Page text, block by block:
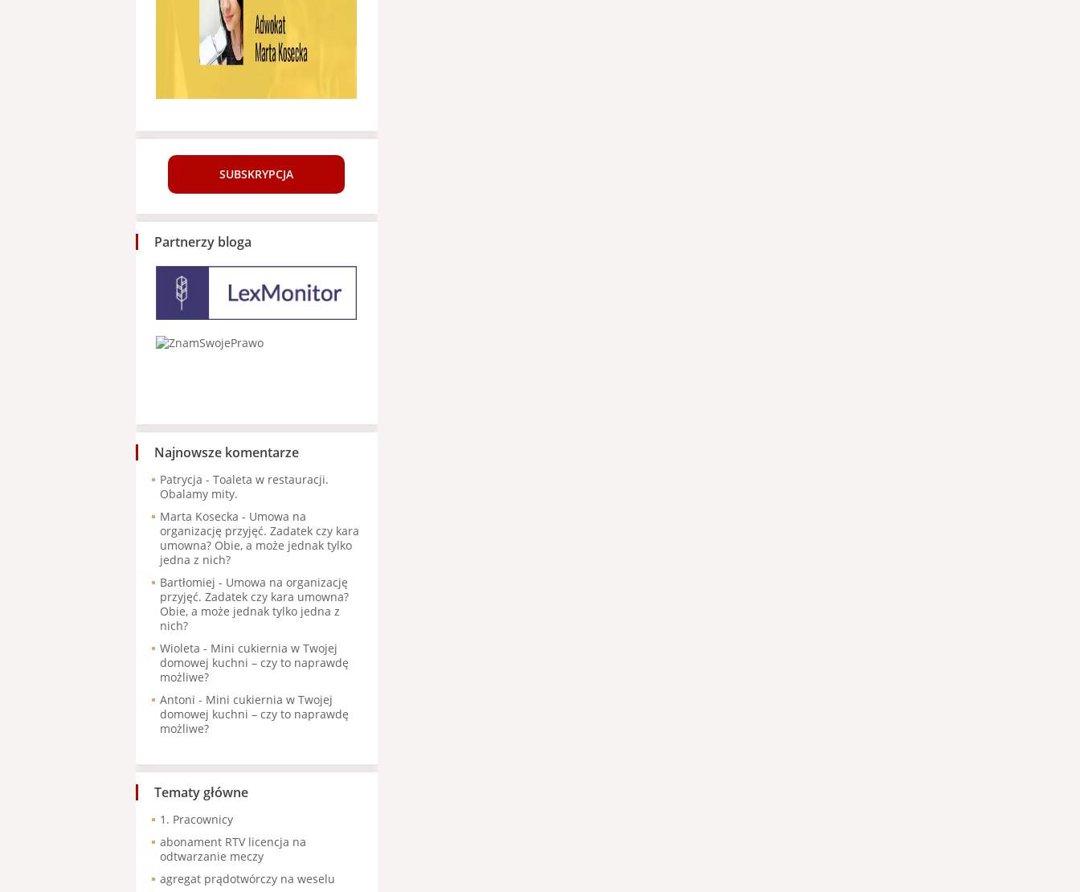
SUBSKRYPCJA
Partnerzy bloga
Najnowsze komentarze
Patrycja - Toaleta w restauracji.
Obalamy mity.
Marta Kosecka - Umowa na
organizację przyjęć. Zadatek czy kara
umowna? Obie, a może jednak tylko
jedna z nich?
Bartłomiej - Umowa na organizację
przyjęć. Zadatek czy kara umowna?
Obie, a może jednak tylko jedna z
nich?
Wioleta - Mini cukiernia w Twojej
domowej kuchni – czy to naprawdę
możliwe?
Antoni - Mini cukiernia w Twojej
domowej kuchni – czy to naprawdę
możliwe?
Tematy główne
1. Pracownicy
abonament RTV licencja na
odtwarzanie meczy
agregat prądotwórczy na weselu